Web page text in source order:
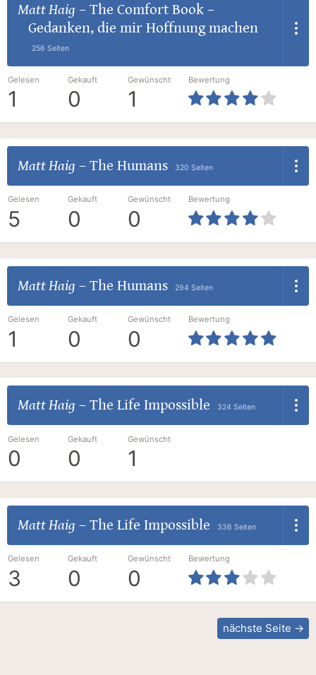
Matt Haig – The Comfort Book –
Gedanken, die mir Hoffnung machen
256 Seiten
Gelesen
1
Gekauft
0
Gewünscht
1
Bewertung
Matt Haig – The Humans 320 Seiten
Gelesen
5
Gekauft
0
Gewünscht
0
Bewertung
Matt Haig – The Humans 294 Seiten
Gelesen
1
Gekauft
0
Gewünscht
0
Bewertung
Matt Haig – The Life Impossible 324 Seiten
Gelesen
0
Gekauft
0
Gewünscht
1
Matt Haig – The Life Impossible 336 Seiten
Gelesen
3
Gekauft
0
Gewünscht
0
Bewertung
nächste Seite →